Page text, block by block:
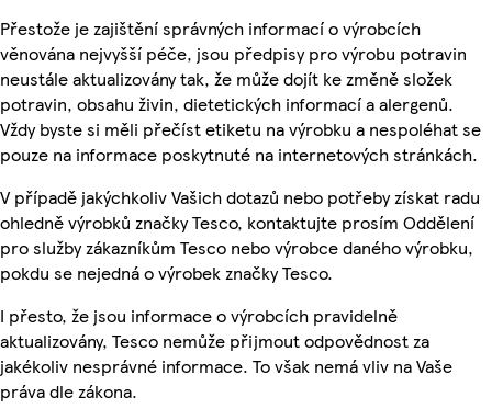
Přestože je zajištění správných informací o výrobcích
věnována nejvyšší péče, jsou předpisy pro výrobu potravin
neustále aktualizovány tak, že může dojít ke změně složek
potravin, obsahu živin, dietetických informací a alergenů.
Vždy byste si měli přečíst etiketu na výrobku a nespoléhat se
pouze na informace poskytnuté na internetových stránkách.
V případě jakýchkoliv Vašich dotazů nebo potřeby získat radu
ohledně výrobků značky Tesco, kontaktujte prosím Oddělení
pro služby zákazníkům Tesco nebo výrobce daného výrobku,
pokdu se nejedná o výrobek značky Tesco.
I přesto, že jsou informace o výrobcích pravidelně
aktualizovány, Tesco nemůže přijmout odpovědnost za
jakékoliv nesprávné informace. To však nemá vliv na Vaše
práva dle zákona.